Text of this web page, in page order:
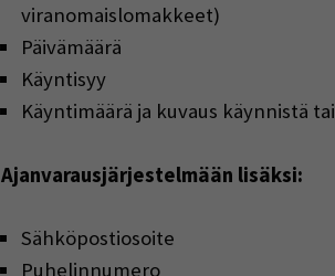
viranomaislomakkeet)
Päivämäärä
Käyntisyy
Käyntimäärä ja kuvaus käynnistä
Ajanvarausjärjestelmään lisäksi:
Sähköpostiosoite
Puhelinnumero